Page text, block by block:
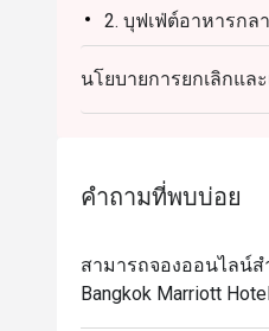
2. บุฟเฟ่ต์อาหารกล
บุฟเฟ่ต์นานาชาติ พ
ราคา 1,888++ บาท
3. บรันช์วันอาทิตย์ :
โรงแรม รวมถึงเค
4. บุฟเฟ่ต์อาหารค่ำ
บุฟเฟ่ต์นานาชาติ พ
แอลกอฮอล์
นโยบายการยกเลิกแล
คำถามที่พบบ่อย
สามารถจองออนไลน์ส
Bangkok Marriott